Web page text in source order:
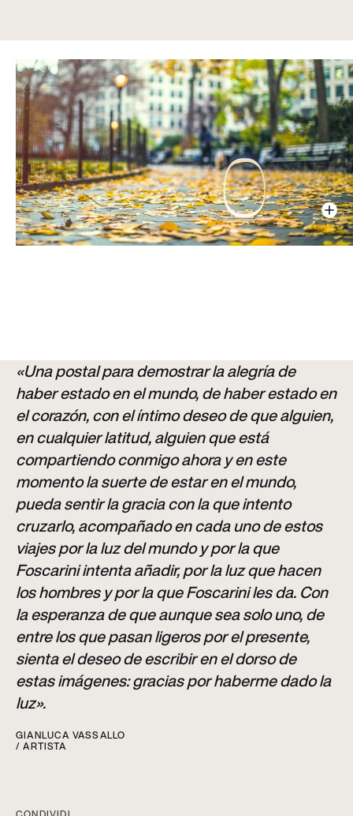
«Una postal para demostrar la alegría de
haber estado en el mundo, de haber estado en
el corazón, con el íntimo deseo de que alguien,
en cualquier latitud, alguien que está
compartiendo conmigo ahora y en este
momento la suerte de estar en el mundo,
pueda sentir la gracia con la que intento
cruzarlo, acompañado en cada uno de estos
viajes por la luz del mundo y por la que
Foscarini intenta añadir, por la luz que hacen
los hombres y por la que Foscarini les da. Con
la esperanza de que aunque sea solo uno, de
entre los que pasan ligeros por el presente,
sienta el deseo de escribir en el dorso de
estas imágenes: gracias por haberme dado la
luz».
GIANLUCA VASSALLO
/ ARTISTA